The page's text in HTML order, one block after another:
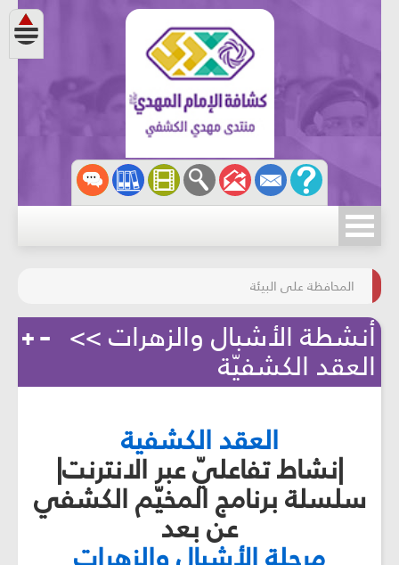
مسابقة الركب الحسينيّ
المحافظة على البيئة
أنشطة الأشبال والزهرات >>
العقد الكشفيّة
العقد الكشفية
|نشاط تفاعليّ عبر الانترنت|
سلسلة برنامج المخيّم الكشفي
عن بعد